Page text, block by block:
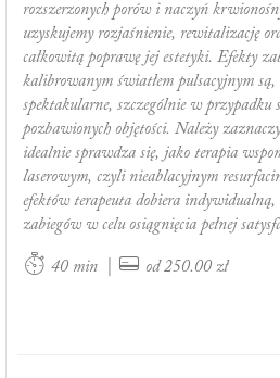
rozszerzonych porów i naczyń
uzyskujemy rozjaśnienie, rewitalizację
całkowitą poprawę jej estetyki. Efekty
kalibrowanym światłem pulsacyjnym
spektakularne, szczególnie w przypadku
pozbawionych objętości. Należy
idealnie sprawdza się, jako terapia
laserowym, czyli nieablacyjnym
efektów terapeuta dobiera indywidualną,
zabiegów w celu osiągnięcia pełnej
40 min od 250.00 zł